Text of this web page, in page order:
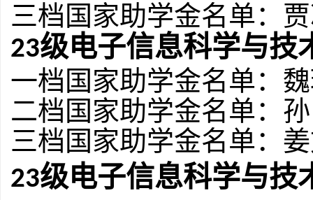
三档国家助学金名单：
23级电子信息科学与技
一档国家助学金名单：
二档国家助学金名单： 孙
三档国家助学金名单：
23级电子信息科学与技